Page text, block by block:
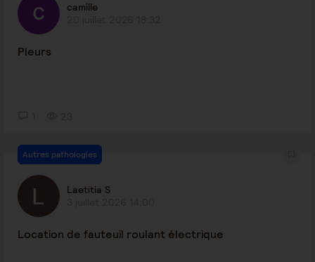
camille
Pleurs
Autres pathologies
Laetitia S
Location de fauteuil roulant électrique